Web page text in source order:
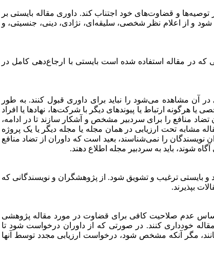
و قضاوت‌های خود اجتناب کند. داوری مقاله بایستی بر
و از اعلام نظر شخصی، سلیقه‌ای، نژادی، دینی، جنسیتی، و
در مقاله استفاده شده است بایستی با ارجاع‌دهی کامل در
در آن مشاهده می‌شود را نباید برای داوری قبول کنند. به طور
هرگونه ارتباط یا پیوندهای دیگر با شرکت‌ها، نهادها یا افراد
منافع را برای سردبیر مشخص و آشکار سازند تا در ادامه،
مشابه تحت ارزیابی در همان مجله یا مجله دیگر یا یک پروژه
نویسندگان را نمی‌شناسند، بعید است که داوران از تضاد منافع
شوند، باید به سردبیر مجله اطلاع دهند.
بایستی ترغیب و تشویق شود. از پژوهشگران و نویسندگانی که
بپذیرند.
عدم صلاحیت کافی برای قضاوت در مورد مقاله پژوهشی
مقاله خودداری کنند. در صورتی که از داوران درخواست شود تا
مگر آنکه مشخص شود، درخواست ارزیابی مجدد توسط آنها